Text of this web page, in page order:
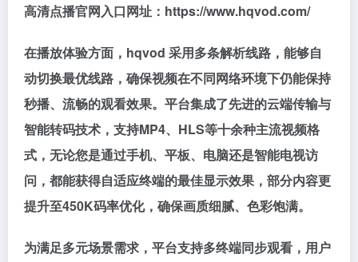
高清点播官网入口网址：https://www.hqvod.com/
在播放体验方面，hqvod 采用多条解析线路，能够自
动切换最优线路，确保视频在不同网络环境下仍能保持
秒播、流畅的观看效果。平台集成了先进的云端传输与
智能转码技术，支持MP4、HLS等十余种主流视频格
式，无论您是通过手机、平板、电脑还是智能电视访
问，都能获得自适应终端的最佳显示效果，部分内容更
提升至450K码率优化，确保画质细腻、色彩饱满。
为满足多元场景需求，平台支持多终端同步观看，用户